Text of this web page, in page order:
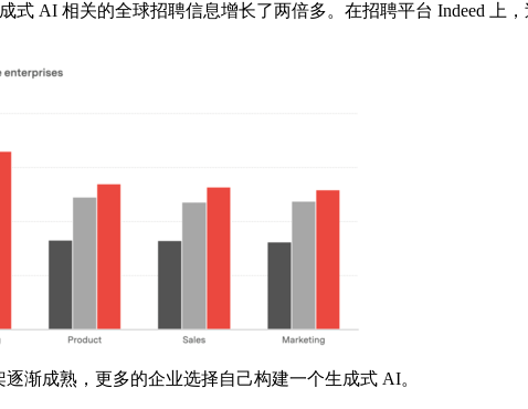
AI 相关的全球招聘信息增长了两倍多。在招聘平台 Indeed 上
成熟，更多的企业选择自己构建一个生成式 AI。